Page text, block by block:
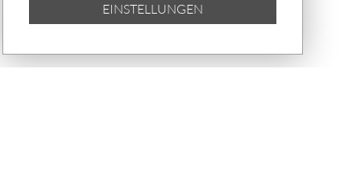
gebacken und perfekt für Grillabende.
EINSTELLUNGEN